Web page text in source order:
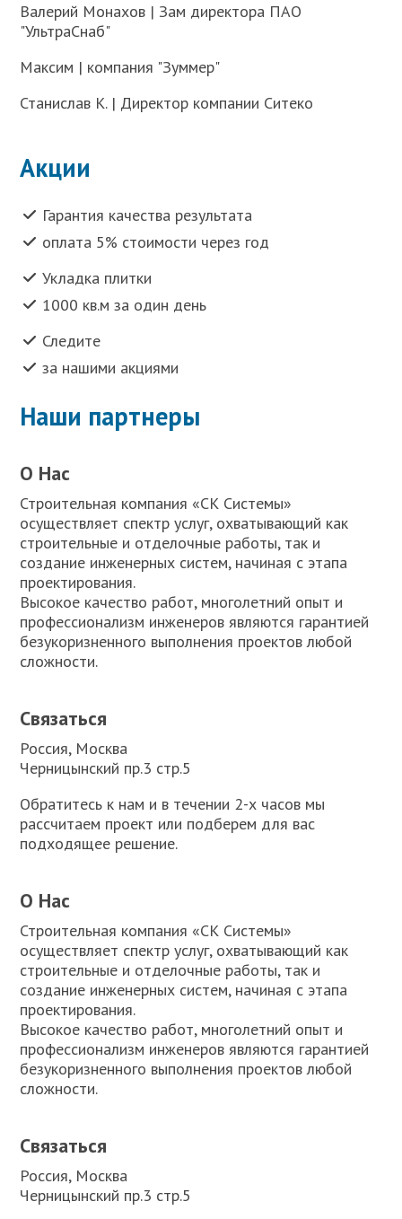
Валерий Монахов | Зам директора ПАО
"УльтраСнаб"
Максим | компания "Зуммер"
Станислав К. | Директор компании Ситеко
Акции
Гарантия качества результата
оплата 5% стоимости через год
Укладка плитки
1000 кв.м за один день
Следите
за нашими акциями
Наши партнеры
О Нас
Строительная компания «СК Системы»
осуществляет спектр услуг, охватывающий как
строительные и отделочные работы, так и
создание инженерных систем, начиная с этапа
проектирования.
Высокое качество работ, многолетний опыт и
профессионализм инженеров являются гарантией
безукоризненного выполнения проектов любой
сложности.
Связаться
Россия, Москва
Черницынский пр.3 стр.5
Обратитесь к нам и в течении 2-х часов мы
рассчитаем проект или подберем для вас
подходящее решение.
О Нас
Строительная компания «СК Системы»
осуществляет спектр услуг, охватывающий как
строительные и отделочные работы, так и
создание инженерных систем, начиная с этапа
проектирования.
Высокое качество работ, многолетний опыт и
профессионализм инженеров являются гарантией
безукоризненного выполнения проектов любой
сложности.
Связаться
Россия, Москва
Черницынский пр.3 стр.5